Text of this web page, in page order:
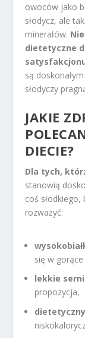
owoców jako
słodycz, ale
minerałów.
dietetyczne
są
słodyczy
JAKIE
DIECIE?
Dla tych,
stanowią
coś
rozważyć:
się w gorące
lekkie
propozycja,